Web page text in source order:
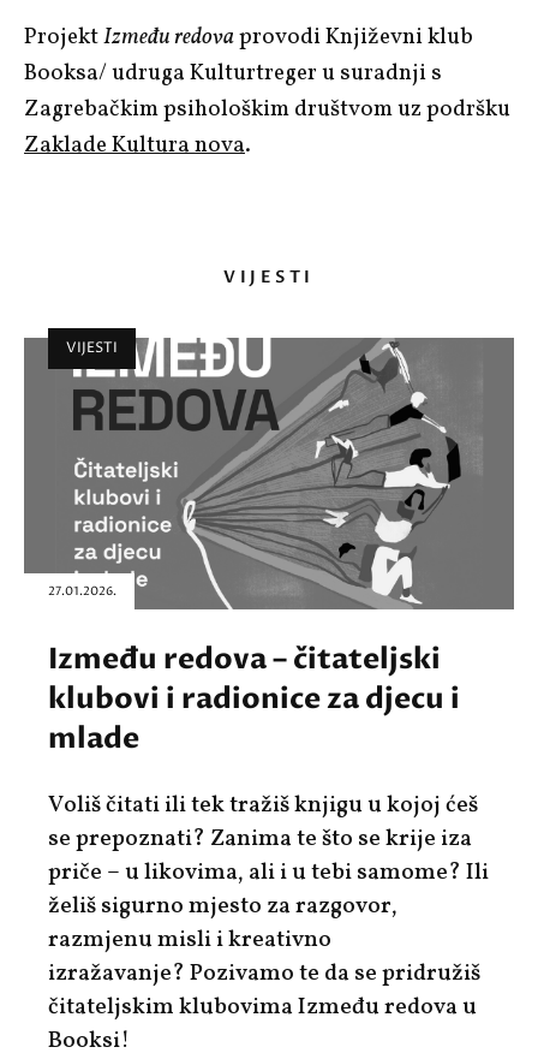
ProjektIzmeđu redovaprovodi Književni klub
Booksa/ udruga Kulturtreger u suradnji s
Zagrebačkim psihološkim društvom uz podršku
Zaklade Kultura nova.
VIJESTI
VIJESTI
27.01.2026.
Između redova – čitateljski
klubovi i radionice za djecu i
mlade
Voliš čitati ili tek tražiš knjigu u kojoj ćeš
se prepoznati? Zanima te što se krije iza
priče – u likovima, ali i u tebi samome? Ili
želiš sigurno mjesto za razgovor,
razmjenu misli i kreativno
izražavanje? Pozivamo te da se pridružiš
čitateljskim klubovimaIzmeđu redovau
Booksi!